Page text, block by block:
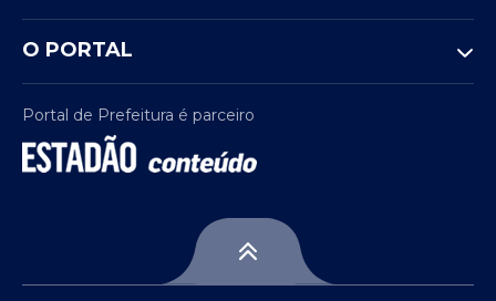
O PORTAL
Portal de Prefeitura é parceiro